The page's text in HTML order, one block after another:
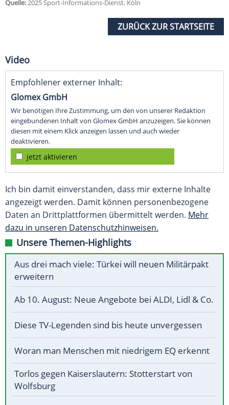
Quelle:2025 Sport-Informations-Dienst, Köln
ZURÜCK ZUR STARTSEITE
Video
Empfohlener externer Inhalt:
Glomex GmbH
Wir benötigen Ihre Zustimmung, um den von unserer Redaktion
eingebundenen Inhalt von Glomex GmbH anzuzeigen. Sie können
diesen mit einem Klick anzeigen lassen und auch wieder
deaktivieren.
jetzt aktivieren
Ich bin damit einverstanden, dass mir externe Inhalte
angezeigt werden. Damit können personenbezogene
Daten an Drittplattformen übermittelt werden. Mehr
dazu in unseren Datenschutzhinweisen.
Unsere Themen-Highlights
Aus drei mach viele: Türkei will neuen Militärpakt
erweitern
Ab 10. August: Neue Angebote bei ALDI, Lidl & Co.
Diese TV-Legenden sind bis heute unvergessen
Woran man Menschen mit niedrigem EQ erkennt
Torlos gegen Kaiserslautern: Stotterstart von
Wolfsburg